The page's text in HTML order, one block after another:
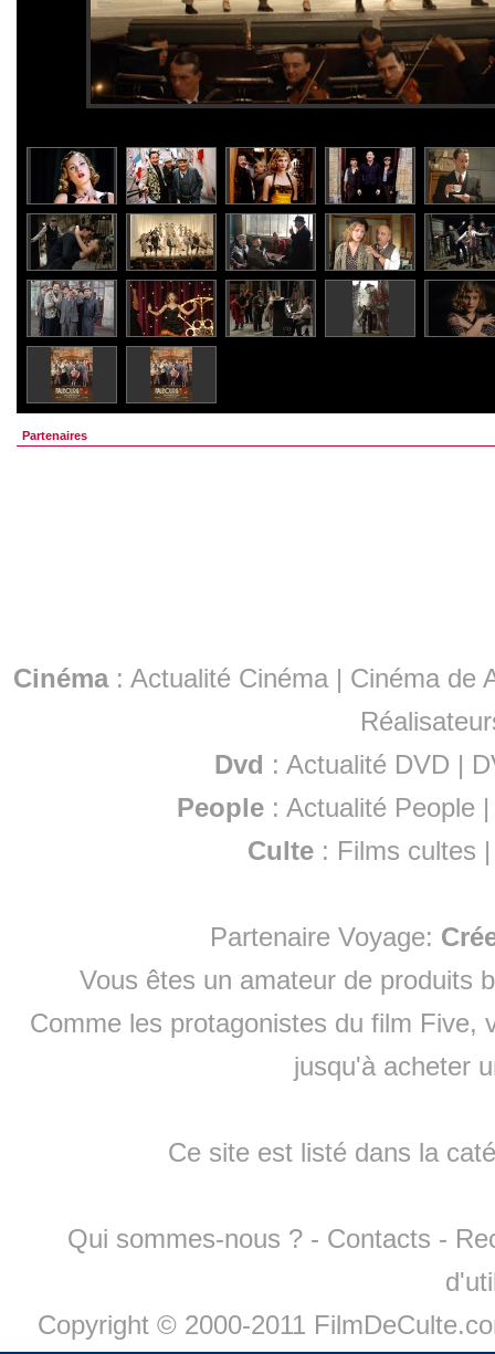
Partenaires
Cinéma: Actualité Cinéma | Cinéma de
Dvd : Actualité DVD |
People :Actualité People
Culte : Films cultes
Partenaire Voyage:
Vous êtes un amateur de produits
Comme les protagonistes du film Five,
jusqu'à acheter
Ce site est listé dans la
Qui sommes-nous ? - Contacts -
Copyright © 2000-2011